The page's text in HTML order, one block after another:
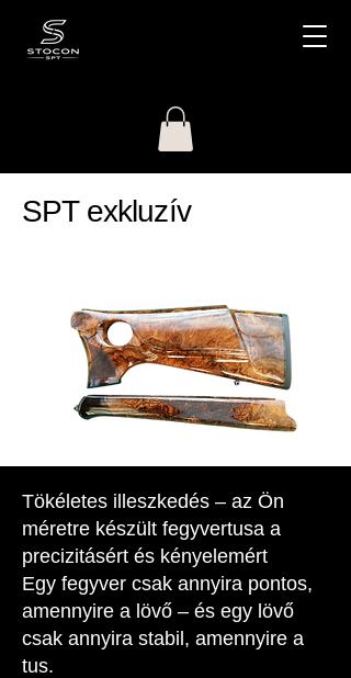
SPT exkluzív
Tökéletes illeszkedés – az Ön
méretre készült fegyvertusa a
precizitásért és kényelemért
Egy fegyver csak annyira pontos,
amennyire a lövő – és egy lövő
csak annyira stabil, amennyire a
tus.